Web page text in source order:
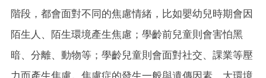
階段，都會面對不同的焦慮情緒，比如嬰幼兒時期會因
陌生人、陌生環境產生焦慮；學齡前兒童則會害怕黑
暗、分離、動物等；學齡兒童則會面對社交、課業等壓